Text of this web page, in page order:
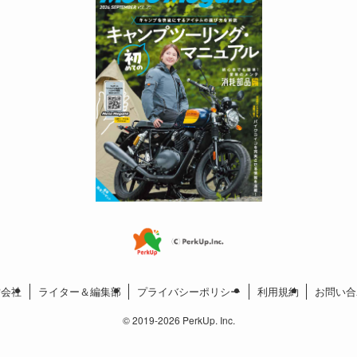
社 ライター＆編集部 プライバシーポリシー 利用規約 お問い
©2019-2026 PerkUp. Inc.